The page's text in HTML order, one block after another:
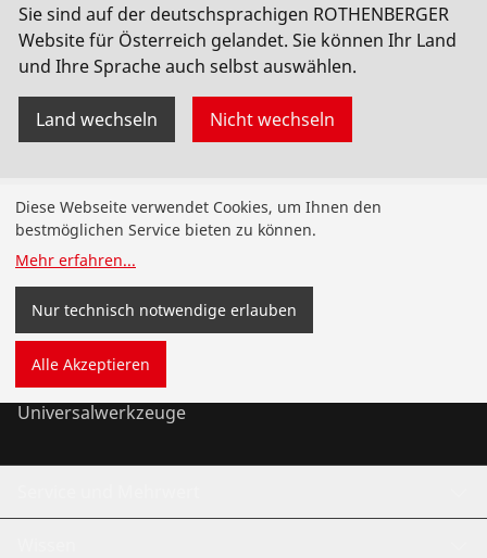
Sie sind auf der deutschsprachigen ROTHENBERGER
Website für Österreich gelandet. Sie können Ihr Land
und Ihre Sprache auch selbst auswählen.
Land wechseln Nicht wechseln
Produkte
Installation
Wartung
Kälte- und Klimatechnik
Universalwerkzeuge
Diese Webseite verwendet Cookies, um Ihnen den
bestmöglichen Service bieten zu können.
Mehr erfahren...
Nur technisch notwendige erlauben
Alle Akzeptieren